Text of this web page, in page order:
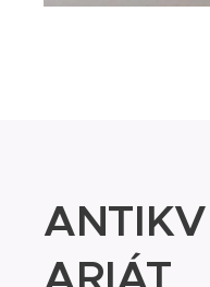
ANTIKV
ARIÁT